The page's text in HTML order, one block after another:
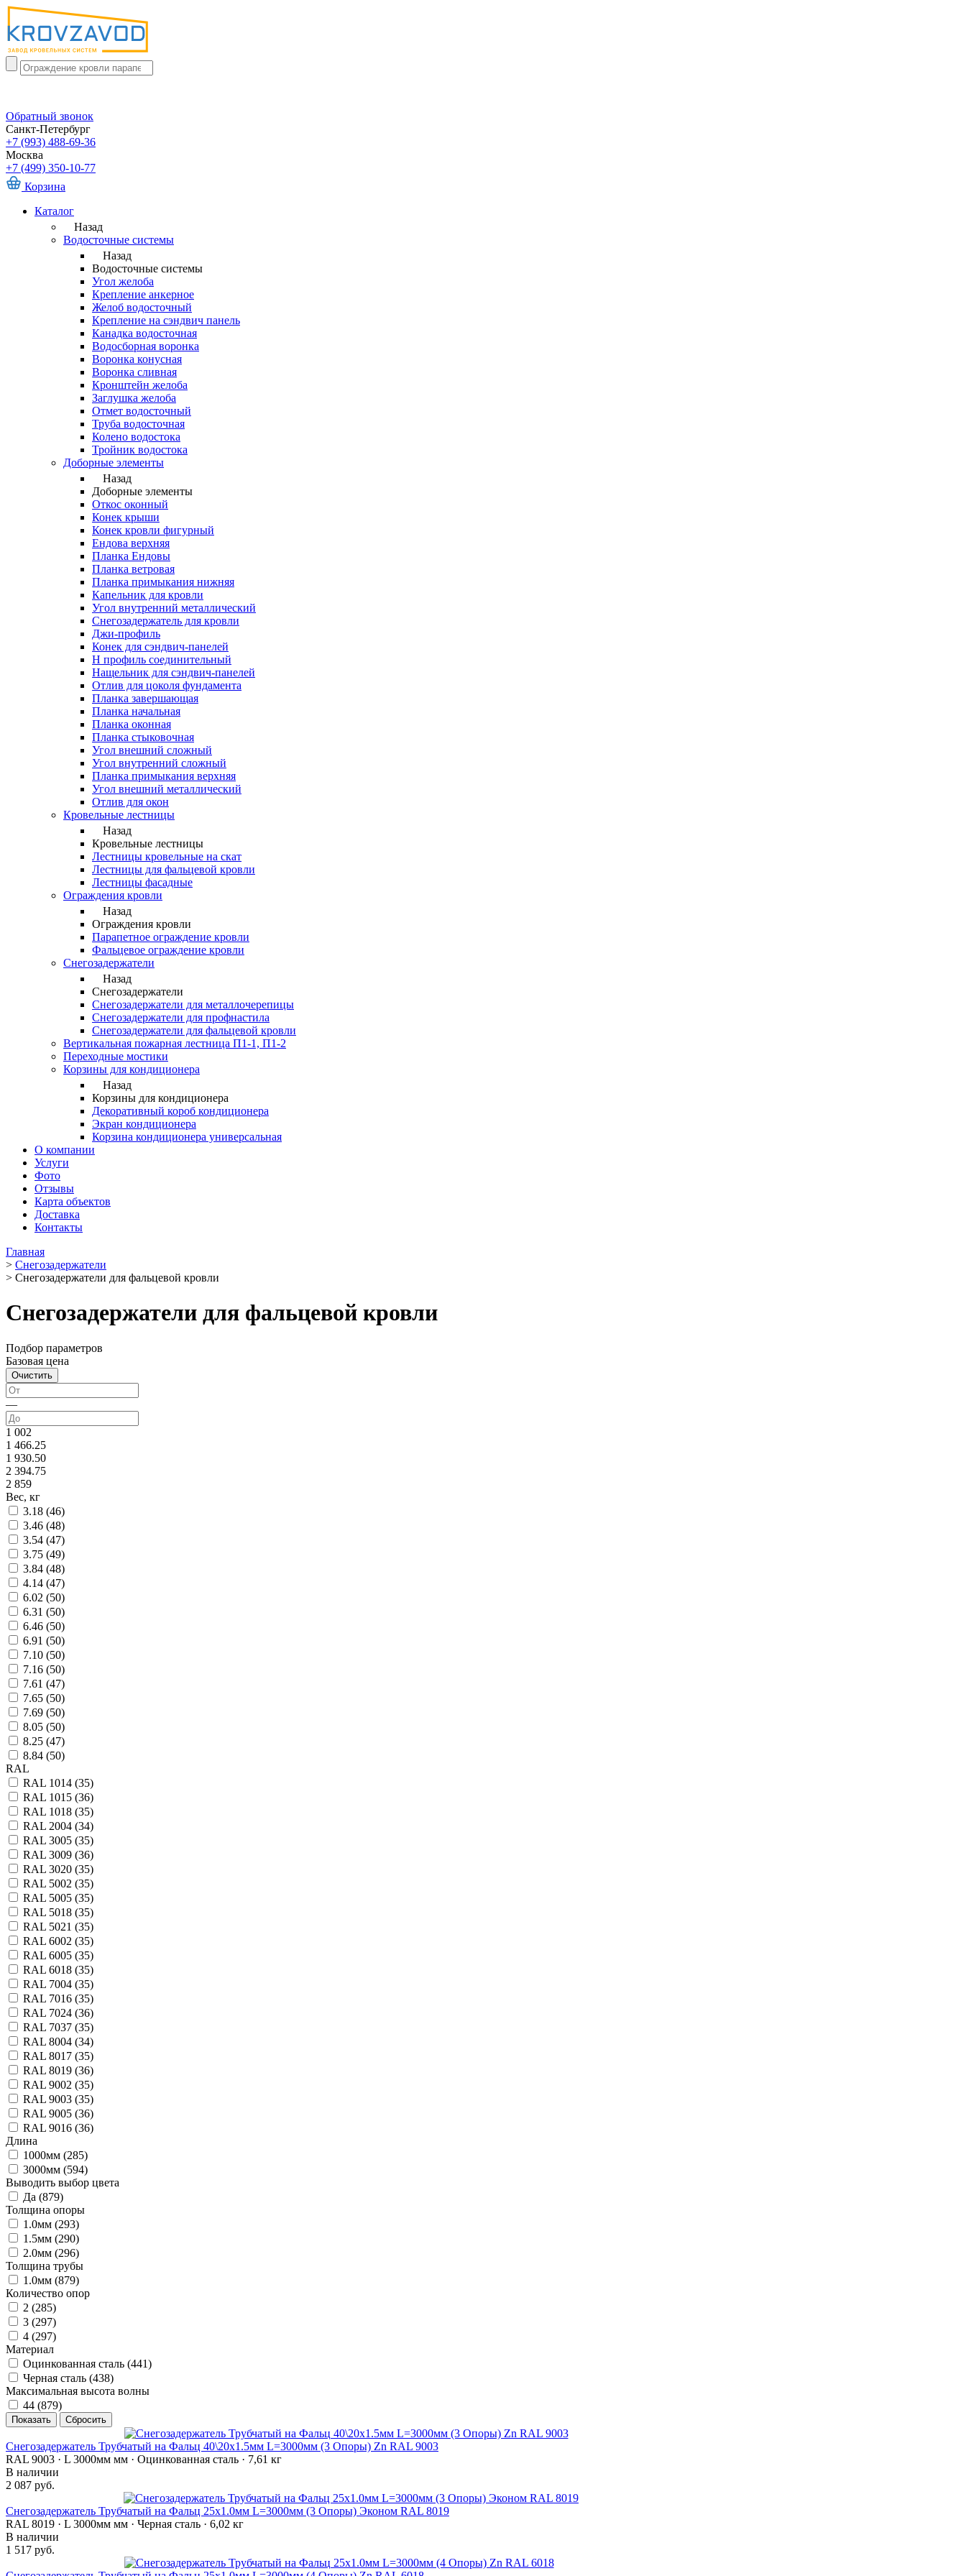
Обратный звонок
Санкт-Петербург
+7 (993) 488-69-36
Москва
+7 (499) 350-10-77
Корзина
Каталог
Назад
Водосточные системы
Назад
Водосточные системы
Угол желоба
Крепление анкерное
Желоб водосточный
Крепление на сэндвич панель
Канадка водосточная
Водосборная воронка
Воронка конусная
Воронка сливная
Кронштейн желоба
Заглушка желоба
Отмет водосточный
Труба водосточная
Колено водостока
Тройник водостока
Доборные элементы
Назад
Доборные элементы
Откос оконный
Конек крыши
Конек кровли фигурный
Ендова верхняя
Планка Ендовы
Планка ветровая
Планка примыкания нижняя
Капельник для кровли
Угол внутренний металлический
Снегозадержатель для кровли
Джи-профиль
Конек для сэндвич-панелей
Н профиль соединительный
Нащельник для сэндвич-панелей
Отлив для цоколя фундамента
Планка завершающая
Планка начальная
Планка оконная
Планка стыковочная
Угол внешний сложный
Угол внутренний сложный
Планка примыкания верхняя
Угол внешний металлический
Отлив для окон
Кровельные лестницы
Назад
Кровельные лестницы
Лестницы кровельные на скат
Лестницы для фальцевой кровли
Лестницы фасадные
Ограждения кровли
Назад
Ограждения кровли
Парапетное ограждение кровли
Фальцевое ограждение кровли
Снегозадержатели
Назад
Снегозадержатели
Снегозадержатели для металлочерепицы
Снегозадержатели для профнастила
Снегозадержатели для фальцевой кровли
Вертикальная пожарная лестница П1-1, П1-2
Переходные мостики
Корзины для кондиционера
Назад
Корзины для кондиционера
Декоративный короб кондиционера
Экран кондиционера
Корзина кондиционера универсальная
О компании
Услуги
Фото
Отзывы
Карта объектов
Доставка
Контакты
Главная
> Снегозадержатели
> Снегозадержатели для фальцевой кровли
Снегозадержатели для фальцевой кровли
Подбор параметров
Базовая цена
—
1 002
1 466.25
1 930.50
2 394.75
2 859
Вес, кг
3.18 (46)
3.46 (48)
3.54 (47)
3.75 (49)
3.84 (48)
4.14 (47)
6.02 (50)
6.31 (50)
6.46 (50)
6.91 (50)
7.10 (50)
7.16 (50)
7.61 (47)
7.65 (50)
7.69 (50)
8.05 (50)
8.25 (47)
8.84 (50)
RAL
RAL 1014 (35)
RAL 1015 (36)
RAL 1018 (35)
RAL 2004 (34)
RAL 3005 (35)
RAL 3009 (36)
RAL 3020 (35)
RAL 5002 (35)
RAL 5005 (35)
RAL 5018 (35)
RAL 5021 (35)
RAL 6002 (35)
RAL 6005 (35)
RAL 6018 (35)
RAL 7004 (35)
RAL 7016 (35)
RAL 7024 (36)
RAL 7037 (35)
RAL 8004 (34)
RAL 8017 (35)
RAL 8019 (36)
RAL 9002 (35)
RAL 9003 (35)
RAL 9005 (36)
RAL 9016 (36)
Длина
1000мм (285)
3000мм (594)
Выводить выбор цвета
Да (879)
Толщина опоры
1.0мм (293)
1.5мм (290)
2.0мм (296)
Толщина трубы
1.0мм (879)
Количество опор
2 (285)
3 (297)
4 (297)
Материал
Оцинкованная сталь (441)
Черная сталь (438)
Максимальная высота волны
44 (879)
Снегозадержатель Трубчатый на Фальц 40\20х1.5мм L=3000мм (3 Опоры) Zn RAL 9003
RAL 9003 · L 3000мм мм · Оцинкованная сталь · 7,61 кг
В наличии
2 087 руб.
Снегозадержатель Трубчатый на Фальц 25х1.0мм L=3000мм (3 Опоры) Эконом RAL 8019
RAL 8019 · L 3000мм мм · Черная сталь · 6,02 кг
В наличии
1 517 руб.